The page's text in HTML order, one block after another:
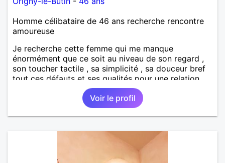
Homme célibataire de 46 ans recherche rencontre
amoureuse
Je recherche cette femme qui me manque
énormément que ce soit au niveau de son regard ,
son toucher tactile , sa simplicité , sa douceur bref
tout ces défauts et ses qualités pour une relation
Voir le profil